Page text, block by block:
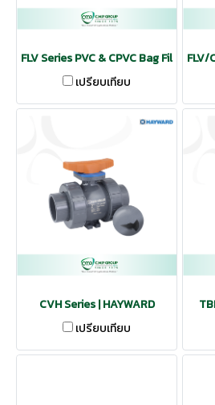
FLV Series PVC & CPVC Bag Filter |
เปรียบเทียบ
FLV/
CVH Series | HAYWARD
เปรียบเทียบ